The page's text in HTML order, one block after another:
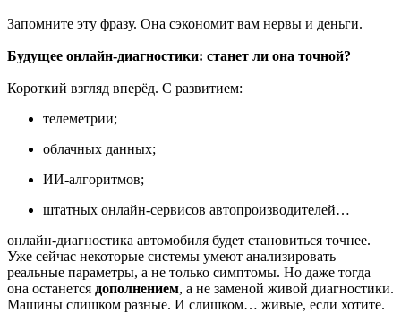
Запомните эту фразу. Она сэкономит вам нервы и деньги.
Будущее онлайн-диагностики: станет ли она точной?
Короткий взгляд вперёд. С развитием:
телеметрии;
облачных данных;
ИИ-алгоритмов;
штатных онлайн-сервисов автопроизводителей…
онлайн-диагностика автомобиля будет становиться точнее.
Уже сейчас некоторые системы умеют анализировать
реальные параметры, а не только симптомы. Но даже тогда
она останется дополнением, а не заменой живой диагностики.
Машины слишком разные. И слишком… живые, если хотите.